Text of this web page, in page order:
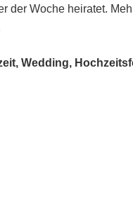
der Woche heiratet.